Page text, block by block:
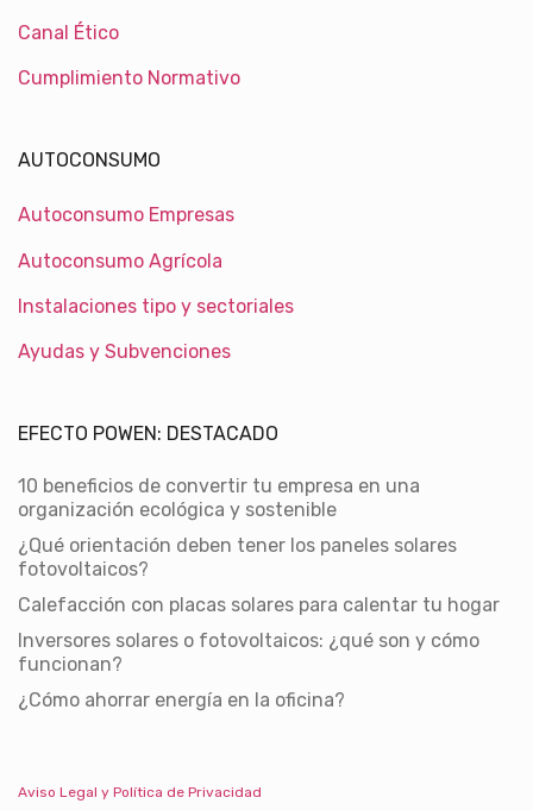
Canal Ético
Cumplimiento Normativo
AUTOCONSUMO
Autoconsumo Empresas
Autoconsumo Agrícola
Instalaciones tipo y sectoriales
Ayudas y Subvenciones
EFECTO POWEN: DESTACADO
10 beneficios de convertir tu empresa en una
organización ecológica y sostenible
¿Qué orientación deben tener los paneles solares
fotovoltaicos?
Calefacción con placas solares para calentar tu hogar
Inversores solares o fotovoltaicos: ¿qué son y cómo
funcionan?
¿Cómo ahorrar energía en la oficina?
Aviso Legal y Política de Privacidad